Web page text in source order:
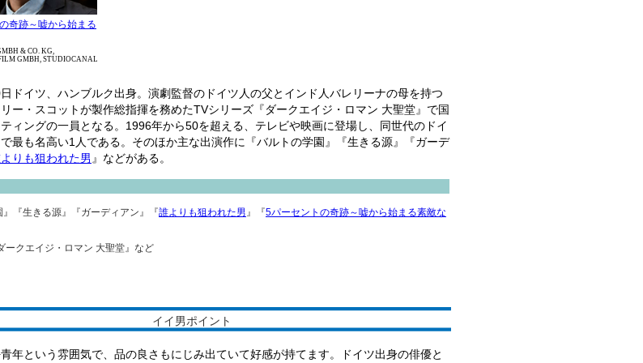
奇跡～嘘から始まる
& CO. KG,
GMBH, STUDIOCANAL
ドイツ、ハンブルク出身。演劇監督のドイツ人の父とインド人バレリーナの母を持つ
ー・スコットが製作総指揮を務めたTVシリーズ『ダークエイジ・ロマン 大聖堂』で国
ィングの一員となる。1996年から50を超える、テレビや映画に登場し、同世代のドイ
最も名高い1人である。そのほか主な出演作に『バルトの学園』『生きる源』『ガーデ
りも狙われた男 』などがある。
』『生きる源』『ガーディアン』『誰よりも狙われた男』『5パーセントの奇跡～嘘から始まる素敵な
ークエイジ・ロマン 大聖堂』など
イイ男ポイント
年という雰囲気で、品の良さもにじみ出ていて好感が持てます。ドイツ出身の俳優と